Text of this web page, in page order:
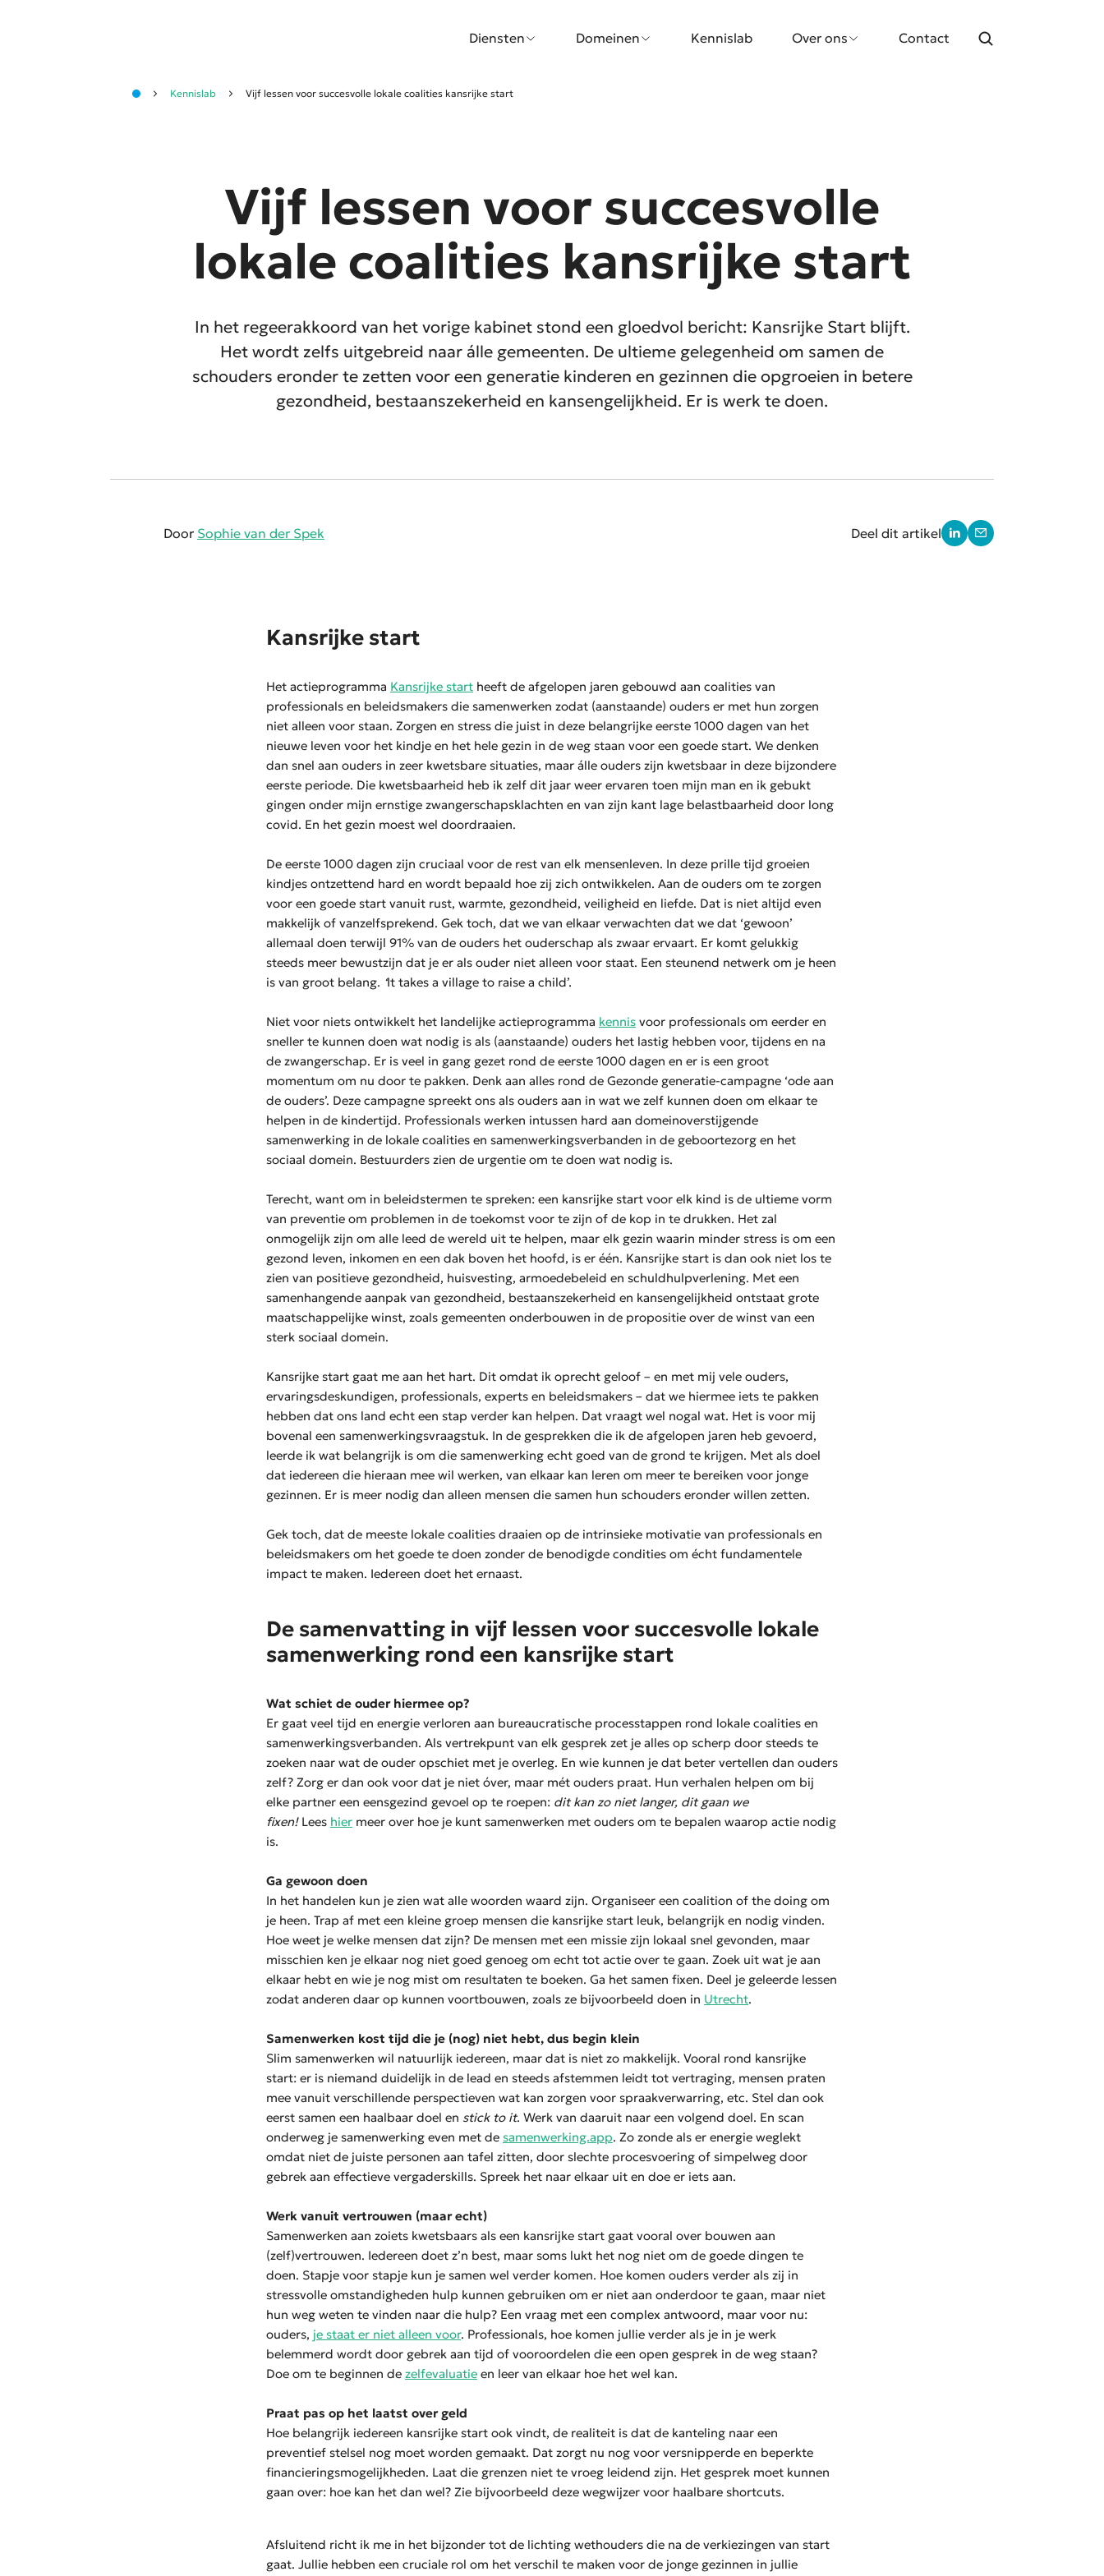
Diensten Domeinen Kennislab Over ons Contact
Kennislab Vijf lessen voor succesvolle lokale coalities kansrijke start
Vijf lessen voor succesvolle
lokale coalities kansrijke start
In het regeerakkoord van het vorige kabinet stond een gloedvol bericht: Kansrijke Start blijft.
Het wordt zelfs uitgebreid naar álle gemeenten. De ultieme gelegenheid om samen de
schouders eronder te zetten voor een generatie kinderen en gezinnen die opgroeien in betere
gezondheid, bestaanszekerheid en kansengelijkheid. Er is werk te doen.
Door Sophie van der Spek Deel dit artikel
Kansrijke start
Het actieprogramma Kansrijke start heeft de afgelopen jaren gebouwd aan coalities van
professionals en beleidsmakers die samenwerken zodat (aanstaande) ouders er met hun zorgen
niet alleen voor staan. Zorgen en stress die juist in deze belangrijke eerste 1000 dagen van het
nieuwe leven voor het kindje en het hele gezin in de weg staan voor een goede start. We denken
dan snel aan ouders in zeer kwetsbare situaties, maar álle ouders zijn kwetsbaar in deze bijzondere
eerste periode. Die kwetsbaarheid heb ik zelf dit jaar weer ervaren toen mijn man en ik gebukt
gingen onder mijn ernstige zwangerschapsklachten en van zijn kant lage belastbaarheid door long
covid. En het gezin moest wel doordraaien.
De eerste 1000 dagen zijn cruciaal voor de rest van elk mensenleven. In deze prille tijd groeien
kindjes ontzettend hard en wordt bepaald hoe zij zich ontwikkelen. Aan de ouders om te zorgen
voor een goede start vanuit rust, warmte, gezondheid, veiligheid en liefde. Dat is niet altijd even
makkelijk of vanzelfsprekend. Gek toch, dat we van elkaar verwachten dat we dat ‘gewoon’
allemaal doen terwijl 91% van de ouders het ouderschap als zwaar ervaart. Er komt gelukkig
steeds meer bewustzijn dat je er als ouder niet alleen voor staat. Een steunend netwerk om je heen
is van groot belang. ‘It takes a village to raise a child’.
Niet voor niets ontwikkelt het landelijke actieprogramma kennis voor professionals om eerder en
sneller te kunnen doen wat nodig is als (aanstaande) ouders het lastig hebben voor, tijdens en na
de zwangerschap. Er is veel in gang gezet rond de eerste 1000 dagen en er is een groot
momentum om nu door te pakken. Denk aan alles rond de Gezonde generatie-campagne ‘ode aan
de ouders’. Deze campagne spreekt ons als ouders aan in wat we zelf kunnen doen om elkaar te
helpen in de kindertijd. Professionals werken intussen hard aan domeinoverstijgende
samenwerking in de lokale coalities en samenwerkingsverbanden in de geboortezorg en het
sociaal domein. Bestuurders zien de urgentie om te doen wat nodig is.
Terecht, want om in beleidstermen te spreken: een kansrijke start voor elk kind is de ultieme vorm
van preventie om problemen in de toekomst voor te zijn of de kop in te drukken. Het zal
onmogelijk zijn om alle leed de wereld uit te helpen, maar elk gezin waarin minder stress is om een
gezond leven, inkomen en een dak boven het hoofd, is er één. Kansrijke start is dan ook niet los te
zien van positieve gezondheid, huisvesting, armoedebeleid en schuldhulpverlening. Met een
samenhangende aanpak van gezondheid, bestaanszekerheid en kansengelijkheid ontstaat grote
maatschappelijke winst, zoals gemeenten onderbouwen in de propositie over de winst van een
sterk sociaal domein.
Kansrijke start gaat me aan het hart. Dit omdat ik oprecht geloof – en met mij vele ouders,
ervaringsdeskundigen, professionals, experts en beleidsmakers – dat we hiermee iets te pakken
hebben dat ons land echt een stap verder kan helpen. Dat vraagt wel nogal wat. Het is voor mij
bovenal een samenwerkingsvraagstuk. In de gesprekken die ik de afgelopen jaren heb gevoerd,
leerde ik wat belangrijk is om die samenwerking echt goed van de grond te krijgen. Met als doel
dat iedereen die hieraan mee wil werken, van elkaar kan leren om meer te bereiken voor jonge
gezinnen. Er is meer nodig dan alleen mensen die samen hun schouders eronder willen zetten.
Gek toch, dat de meeste lokale coalities draaien op de intrinsieke motivatie van professionals en
beleidsmakers om het goede te doen zonder de benodigde condities om écht fundamentele
impact te maken. Iedereen doet het ernaast.
De samenvatting in vijf lessen voor succesvolle lokale
samenwerking rond een kansrijke start
Wat schiet de ouder hiermee op?
Er gaat veel tijd en energie verloren aan bureaucratische processtappen rond lokale coalities en
samenwerkingsverbanden. Als vertrekpunt van elk gesprek zet je alles op scherp door steeds te
zoeken naar wat de ouder opschiet met je overleg. En wie kunnen je dat beter vertellen dan ouders
zelf? Zorg er dan ook voor dat je niet óver, maar mét ouders praat. Hun verhalen helpen om bij
elke partner een eensgezind gevoel op te roepen: dit kan zo niet langer, dit gaan we
fixen! Lees hier meer over hoe je kunt samenwerken met ouders om te bepalen waarop actie nodig
is.
Ga gewoon doen
In het handelen kun je zien wat alle woorden waard zijn. Organiseer een coalition of the doing om
je heen. Trap af met een kleine groep mensen die kansrijke start leuk, belangrijk en nodig vinden.
Hoe weet je welke mensen dat zijn? De mensen met een missie zijn lokaal snel gevonden, maar
misschien ken je elkaar nog niet goed genoeg om echt tot actie over te gaan. Zoek uit wat je aan
elkaar hebt en wie je nog mist om resultaten te boeken. Ga het samen fixen. Deel je geleerde lessen
zodat anderen daar op kunnen voortbouwen, zoals ze bijvoorbeeld doen in Utrecht.
Samenwerken kost tijd die je (nog) niet hebt, dus begin klein
Slim samenwerken wil natuurlijk iedereen, maar dat is niet zo makkelijk. Vooral rond kansrijke
start: er is niemand duidelijk in de lead en steeds afstemmen leidt tot vertraging, mensen praten
mee vanuit verschillende perspectieven wat kan zorgen voor spraakverwarring, etc. Stel dan ook
eerst samen een haalbaar doel en stick to it. Werk van daaruit naar een volgend doel. En scan
onderweg je samenwerking even met de samenwerking.app. Zo zonde als er energie weglekt
omdat niet de juiste personen aan tafel zitten, door slechte procesvoering of simpelweg door
gebrek aan effectieve vergaderskills. Spreek het naar elkaar uit en doe er iets aan.
Werk vanuit vertrouwen (maar echt)
Samenwerken aan zoiets kwetsbaars als een kansrijke start gaat vooral over bouwen aan
(zelf)vertrouwen. Iedereen doet z’n best, maar soms lukt het nog niet om de goede dingen te
doen. Stapje voor stapje kun je samen wel verder komen. Hoe komen ouders verder als zij in
stressvolle omstandigheden hulp kunnen gebruiken om er niet aan onderdoor te gaan, maar niet
hun weg weten te vinden naar die hulp? Een vraag met een complex antwoord, maar voor nu:
ouders, je staat er niet alleen voor. Professionals, hoe komen jullie verder als je in je werk
belemmerd wordt door gebrek aan tijd of vooroordelen die een open gesprek in de weg staan?
Doe om te beginnen de zelfevaluatie en leer van elkaar hoe het wel kan.
Praat pas op het laatst over geld
Hoe belangrijk iedereen kansrijke start ook vindt, de realiteit is dat de kanteling naar een
preventief stelsel nog moet worden gemaakt. Dat zorgt nu nog voor versnipperde en beperkte
financieringsmogelijkheden. Laat die grenzen niet te vroeg leidend zijn. Het gesprek moet kunnen
gaan over: hoe kan het dan wel? Zie bijvoorbeeld deze wegwijzer voor haalbare shortcuts.
Afsluitend richt ik me in het bijzonder tot de lichting wethouders die na de verkiezingen van start
gaat. Jullie hebben een cruciale rol om het verschil te maken voor de jonge gezinnen in jullie